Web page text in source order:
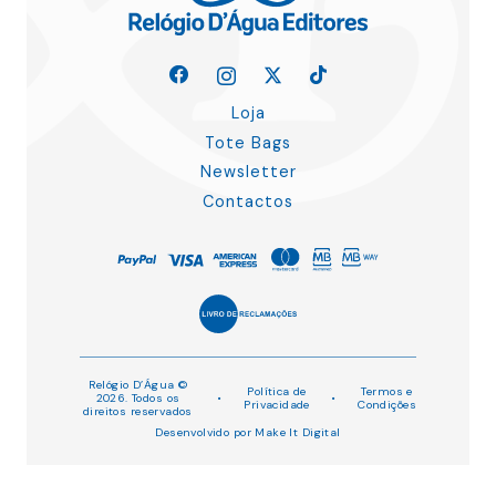
Loja
Tote Bags
Newsletter
Contactos
Relógio D’Água ©
2026. Todos os
direitos reservados
•
Política de
Privacidade
•
Termos e
Condições
Desenvolvido por Make It Digital